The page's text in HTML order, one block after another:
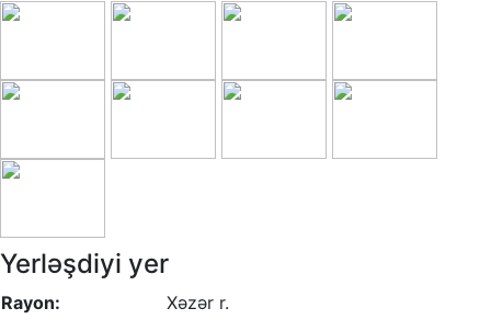
Yerləşdiyi yer
Rayon: Xəzər r.